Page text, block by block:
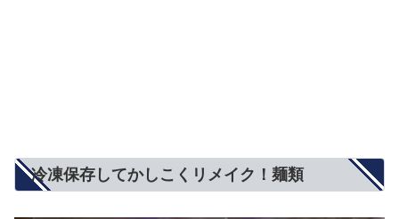
冷凍保存してかしこくリメイク！麺類